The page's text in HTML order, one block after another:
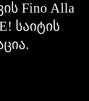
Fino Alla
საიტის